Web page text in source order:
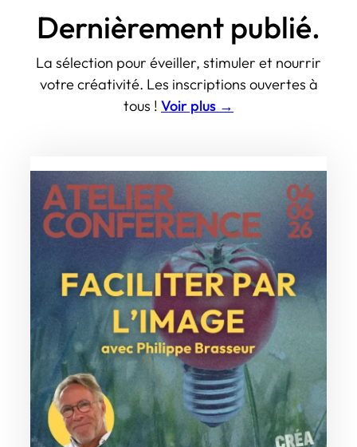
Dernièrement publié.
La sélection pour éveiller, stimuler et nourrir
votre créativité. Les inscriptions ouvertes à
tous ! Voir plus →